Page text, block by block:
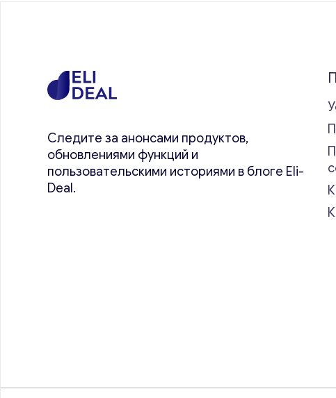
Следите за анонсами продуктов,
обновлениями функций и
пользовательскими историями в блоге Eli-
Deal.